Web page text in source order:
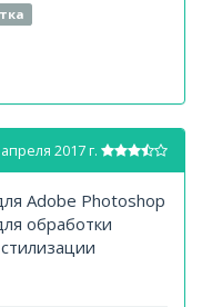
2017 г.
Adobe Photoshop
обработки